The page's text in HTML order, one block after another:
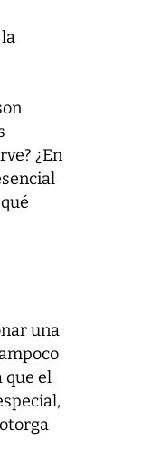
¿En
una
que el